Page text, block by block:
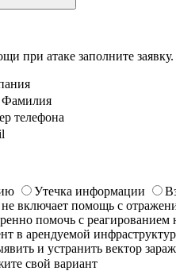
атаке заполните заявку.
телефона
Утечка информации
включает помощь с
помочь с
в арендуемой
и устранить вектор
свой вариант